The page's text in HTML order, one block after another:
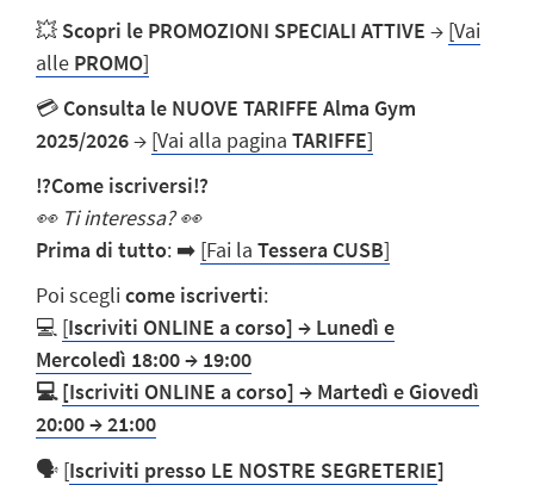
💥 Scopri le PROMOZIONI SPECIALI ATTIVE → [Vai
alle PROMO]
💳 Consulta le NUOVE TARIFFE Alma Gym
2025/2026→ [Vai alla pagina TARIFFE]
⁉️Come iscriversi⁉️
👀Ti interessa?👀
Prima di tutto: ➡️ [Fai la Tessera CUSB]
Poi sceglicome iscriverti:
💻 [Iscriviti ONLINE a corso] → Lunedì e
Mercoledì 18:00→ 19:00
💻[Iscriviti ONLINE a corso] → Martedì e Giovedì
20:00 → 21:00
🗣️ [Iscriviti presso LE NOSTRE SEGRETERIE]